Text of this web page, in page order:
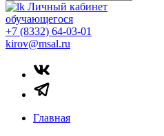
Личный кабинет
обучающегося
+7 (8332) 64-03-01
kirov@msal.ru
Главная